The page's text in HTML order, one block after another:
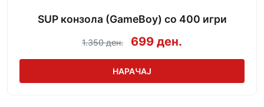
SUP конзола (GameBoy) со 400 игри
1.350 ден. 699 ден.
НАРАЧАЈ